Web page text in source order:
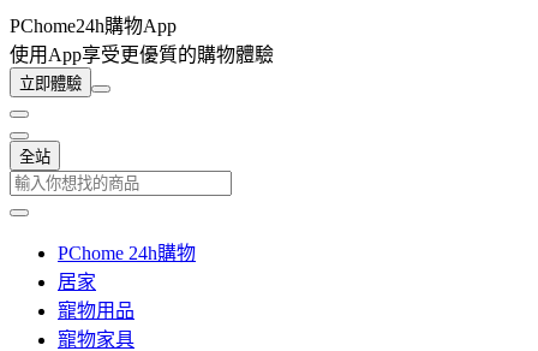
PChome24h購物App
使用App享受更優質的購物體驗
立即體驗
全站
PChome 24h購物
居家
寵物用品
寵物家具